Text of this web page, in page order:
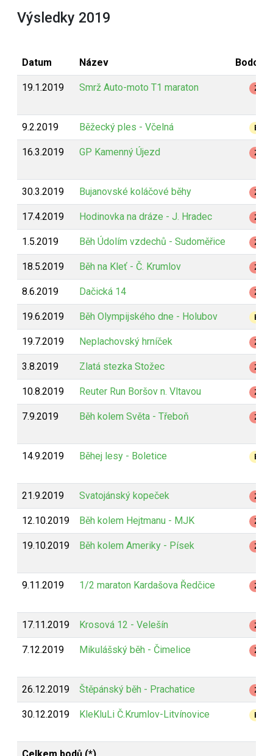
Výsledky 2019
Datum Název
19.1.2019 Smrž Auto-moto T1 maraton Z
9.2.2019 Běžecký ples - Včelná B
16.3.2019 GP Kamenný Újezd Z
30.3.2019 Bujanovské koláčové běhy Z
17.4.2019 Hodinovka na dráze - J. Hradec Z
1.5.2019 Běh Údolím vzdechů - Sudoměřice Z
18.5.2019 Běh na Kleť - Č. Krumlov Z
8.6.2019 Dačická 14 Z
19.6.2019 Běh Olympijského dne - Holubov B
19.7.2019 Neplachovský hrníček Z
3.8.2019 Zlatá stezka Stožec Z
10.8.2019 Reuter Run Boršov n. Vltavou Z
7.9.2019 Běh kolem Světa - Třeboň Z
14.9.2019 Běhej lesy - Boletice B
21.9.2019 Svatojánský kopeček Z
12.10.2019 Běh kolem Hejtmanu - MJK Z
19.10.2019 Běh kolem Ameriky - Písek Z
9.11.2019 1/2 maraton Kardašova Ředčice Z
17.11.2019 Krosová 12 - Velešín Z
7.12.2019 Mikulášský běh - Čimelice Z
26.12.2019 Štěpánský běh - Prachatice Z
30.12.2019 KleKluLi Č.Krumlov-Litvínovice B